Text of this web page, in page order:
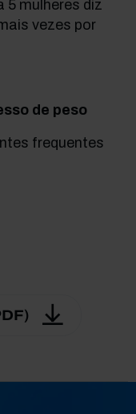
5 mulheres diz
vezes por
de peso
frequentes